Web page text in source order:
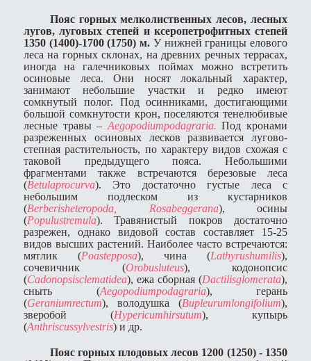
Пояс горных мелколиственных лесов, лесных
лугов, луговых степей и ксеропетрофитных степей
1350 (1400)-1700 (1750) м. У нижней границы елового
леса на горных склонах, на древних речных террасах,
иногда на галечниковых поймах можно встретить
осиновые леса. Они носят локальный характер,
занимают небольшие участки и редко имеют
сомкнутый полог. Под осинниками, достигающими
большой сомкнутости крон, поселяются тенелюбивые
лесные травы – Aegopodiumpodagraria. Под кронами
разреженных осиновых лесков развивается лугово-
степная растительность, по характеру видов схожая с
таковой предыдущего пояса. Небольшими
фрагментами также встречаются березовые леса
(Betulaprocurva). Это достаточно густые леса с
небольшим подлеском из кустарников
(Berberisheteropoda Rosabeggerana), осины
(Populustremula). Травянистый покров достаточно
разрежен, однако видовой состав составляет 15-25
видов высших растений. Наиболее часто встречаются:
мятлик (Poastepposa), чина (Lathyrushumilis),
сочевичник (Orobusluteus), кодонопсис
(Cadonopsisclematidea), ежа сборная (Dactilisglomerata),
сныть (Aegopodiumpodagraria), герань
(Geraniumrectum), володушка (Bupleurumlongifolium),
зверобой (Hypericumhirsutum), купырь
(Anthriscussylvestris) и др.
Пояс горных плодовых лесов 1200 (1250) - 1350